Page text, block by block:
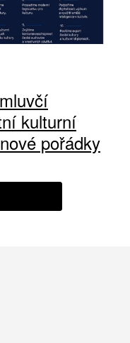
kulturní
pořádky